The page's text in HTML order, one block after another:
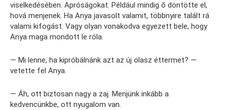
viselkedésében. Apróságokat. Például mindig ő döntötte el,
hová menjenek. Ha Anya javasolt valamit, többnyire talált rá
valami kifogást. Vagy olyan vonakodva egyezett bele, hogy
Anya maga mondott le róla.
— Mi lenne, ha kipróbálnánk azt az új olasz éttermet? —
vetette fel Anya.
— Áh, ott biztosan nagy a zaj. Menjünk inkább a
kedvencünkbe, ott nyugalom van.